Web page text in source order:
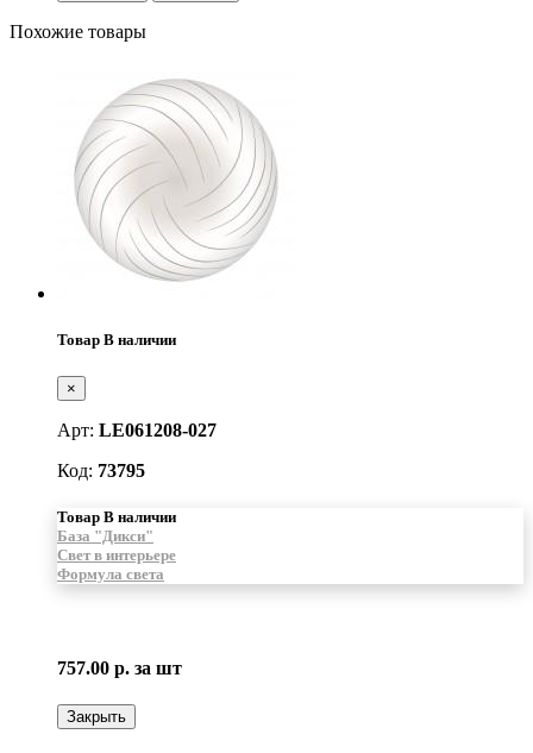
Похожие товары
Товар В наличии
×
Арт: LE061208-027
Код: 73795
Товар В наличии
База "Дикси"
Свет в интерьере
Формула света
757.00 р. за шт
Закрыть